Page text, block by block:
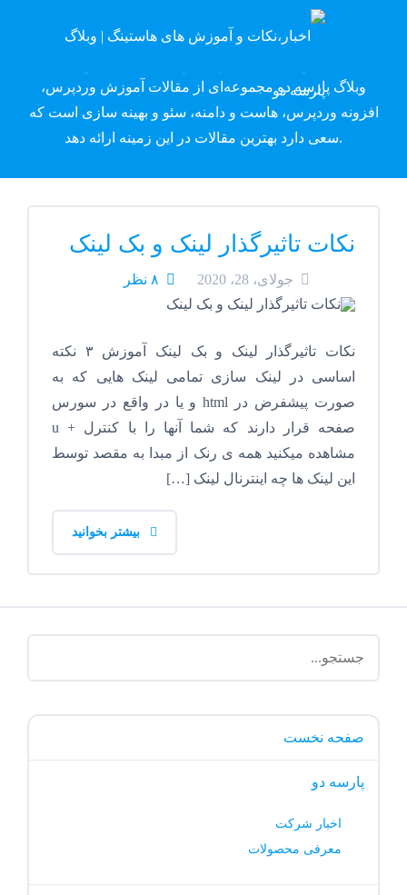
وبلاگ پارسه دِو
وبلاگ پارسه دو مجموعه‌ای از مقالات آموزش وردپرس،
افزونه وردپرس، هاست و دامنه، سئو و بهینه سازی است که
سعی دارد بهترین مقالات در این زمینه ارائه دهد.
نکات تاثیرگذار لینک و بک لینک
جولای، 28، 2020 ۸ نظر
نکات تاثیرگذار لینک و بک لینک آموزش ۳ نکته
اساسی در لینک سازی تمامی لینک هایی که به
صورت پیشفرض در html و یا در واقع در سورس
صفحه قرار دارند که شما آنها را با کنترل + u
مشاهده میکنید همه ی رنک از مبدا به مقصد توسط
این لینک ها چه اینترنال لینک […]
صفحه نخست
پارسه دو
اخبار شرکت
معرفی محصولات